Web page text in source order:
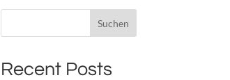
Recent Posts